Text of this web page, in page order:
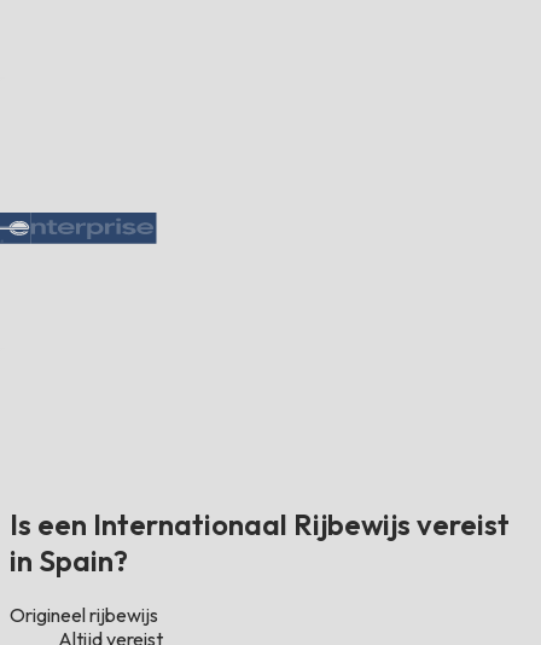
Is een Internationaal Rijbewijs vereist
in Spain?
Origineel rijbewijs
Altijd vereist